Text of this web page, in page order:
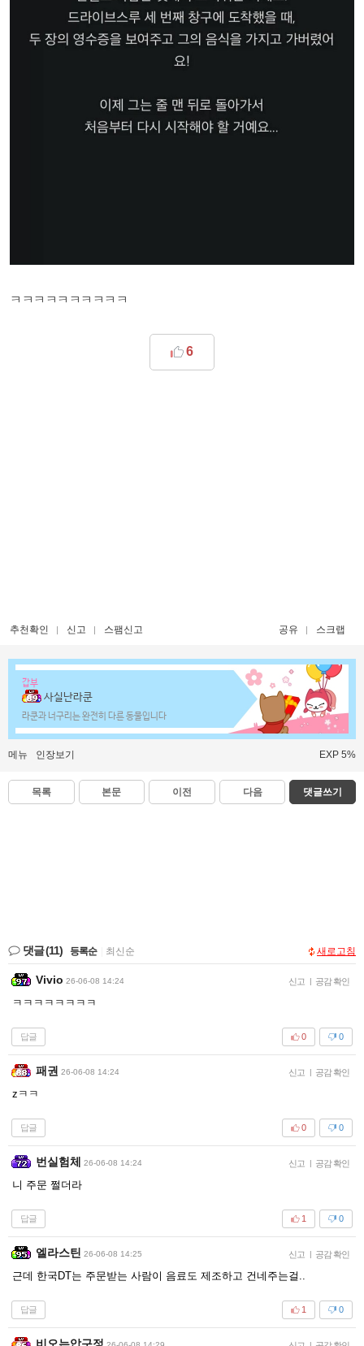
ㅋㅋㅋㅋㅋㅋㅋㅋㅋㅋ
6
추천확인 신고 스팸신고 공유 스크랩
갑부
사실난라쿤
라쿤과 너구리는 완전히 다른 동물입니다
메뉴 인장보기 EXP 5%
목록 본문 이전 다음 댓글쓰기
댓글(11) 등록순 최신순 새로고침
Vivio 26-06-08 14:24 신고 | 공감 확인
ㅋㅋㅋㅋㅋㅋㅋㅋ
답글 0
0
패권 26-06-08 14:24 신고 | 공감 확인
zㅋㅋ
답글 0
0
번실험체 26-06-08 14:24 신고 | 공감 확인
니 주문 쩔더라
답글 0
1
엘라스틴 26-06-08 14:25 신고 | 공감 확인
근데 한국DT는 주문받는 사람이 음료도 제조하고 건네주는걸..
답글 0
1